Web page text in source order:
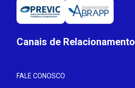
Canais de Relacionamento
FALE CONOSCO